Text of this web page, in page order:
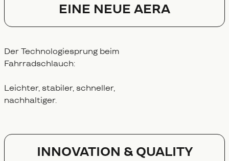
EINE NEUE AERA
Der Technologiesprung beim
Fahrradschlauch:
Leichter, stabiler, schneller,
nachhaltiger.
Innovation & Quality